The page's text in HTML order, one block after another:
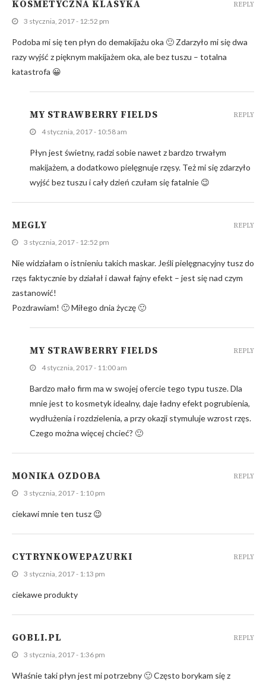
KOSMETYCZNA KLASYKA
3 stycznia, 2017 - 12:52 pm
Podoba mi się ten płyn do demakijażu oka 🙂 Zdarzyło mi się dwa
razy wyjść z pięknym makijażem oka, ale bez tuszu – totalna
katastrofa 😀
REPLY
MY STRAWBERRY FIELDS
4 stycznia, 2017 - 10:58 am
Płyn jest świetny, radzi sobie nawet z bardzo trwałym
makijażem, a dodatkowo pielęgnuje rzęsy. Też mi się zdarzyło
wyjść bez tuszu i cały dzień czułam się fatalnie 😉
REPLY
MEGLY
3 stycznia, 2017 - 12:52 pm
Nie widziałam o istnieniu takich maskar. Jeśli pielęgnacyjny tusz do
rzęs faktycznie by działał i dawał fajny efekt – jest się nad czym
zastanowić!
Pozdrawiam! 🙂 Miłego dnia życzę 🙂
REPLY
MY STRAWBERRY FIELDS
4 stycznia, 2017 - 11:00 am
Bardzo mało firm ma w swojej ofercie tego typu tusze. Dla
mnie jest to kosmetyk idealny, daje ładny efekt pogrubienia,
wydłużenia i rozdzielenia, a przy okazji stymuluje wzrost rzęs.
Czego można więcej chcieć? 🙂
REPLY
MONIKA OZDOBA
3 stycznia, 2017 - 1:10 pm
ciekawi mnie ten tusz 😉
REPLY
CYTRYNKOWEPAZURKI
3 stycznia, 2017 - 1:13 pm
ciekawe produkty
REPLY
GOBLI.PL
3 stycznia, 2017 - 1:36 pm
Właśnie taki płyn jest mi potrzebny 🙂 Często borykam się z
REPLY